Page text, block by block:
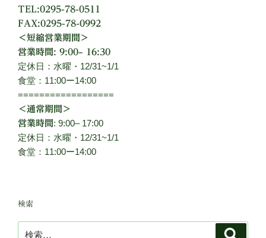
TEL:0295-78-0511
FAX:0295-78-0992
＜短縮営業期間＞
営業時間: 9:00– 16:30
定休日：水曜・12/31~1/1
食堂：11:00ー14:00
==================
＜通常期間＞
営業時間: 9:00– 17:00
定休日：水曜・12/31~1/1
食堂：11:00ー14:00
検索